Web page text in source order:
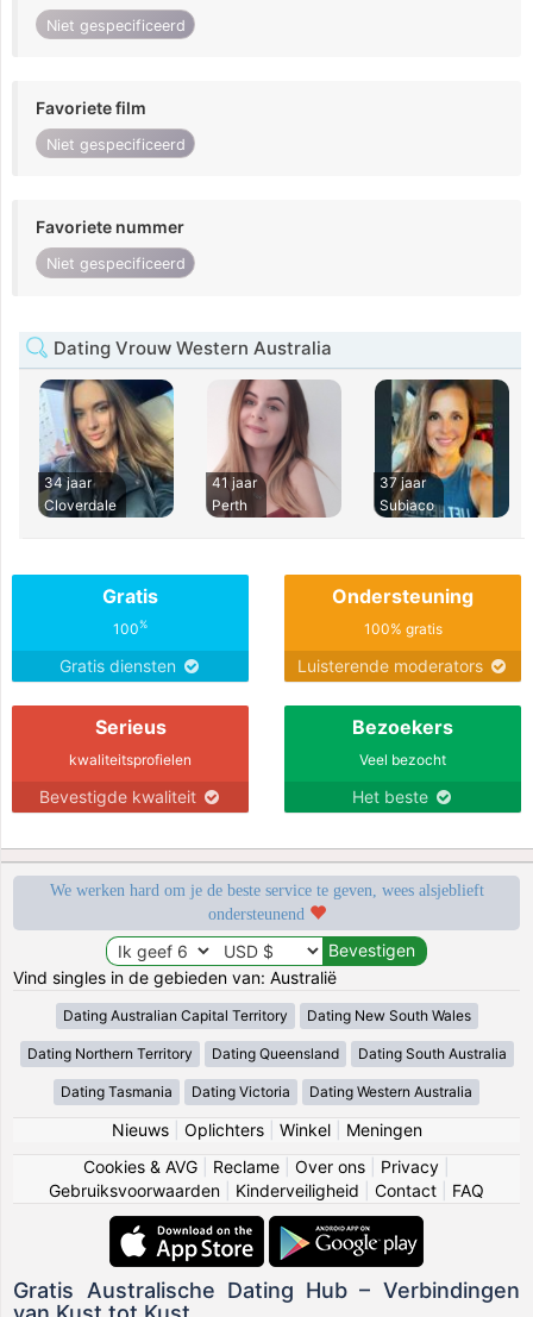
Niet gespecificeerd
Favoriete film
Niet gespecificeerd
Favoriete nummer
Niet gespecificeerd
Dating Vrouw Western Australia
34 jaar
Cloverdale
41 jaar
Perth
37 jaar
Subiaco
Gratis
100%
Gratis diensten
Ondersteuning
100% gratis
Luisterende moderators
Serieus
kwaliteitsprofielen
Bevestigde kwaliteit
Bezoekers
Veel bezocht
Het beste
We werken hard om je de beste service te geven, wees alsjeblieft
ondersteunend
Vind singles in de gebieden van: Australië
Dating Australian Capital Territory Dating New South Wales
Dating Northern Territory Dating Queensland Dating South Australia
Dating Tasmania Dating Victoria Dating Western Australia
Nieuws| Oplichters| Winkel| Meningen
Cookies & AVG
Reclame Over ons Privacy
Gebruiksvoorwaarden
Kinderveiligheid Contact FAQ
Gratis Australische Dating Hub – Verbindingen